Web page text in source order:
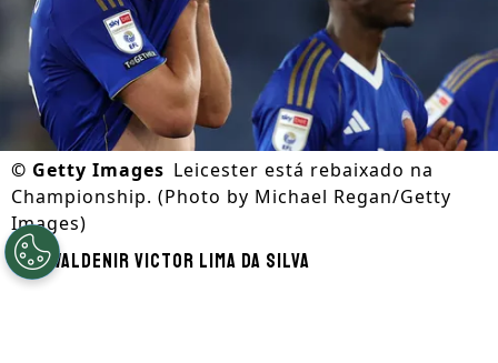
© Getty Images Leicester está rebaixado na
Championship. (Photo by Michael Regan/Getty
Images)
PorWaldenir Victor Lima Da Silva